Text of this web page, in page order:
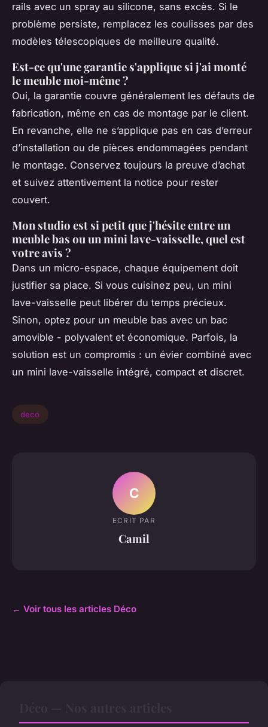
rails avec un spray au silicone, sans excès. Si le
problème persiste, remplacez les coulisses par des
modèles télescopiques de meilleure qualité.
Est-ce qu'une garantie s'applique si j'ai monté
le meuble moi-même ?
Oui, la garantie couvre généralement les défauts de
fabrication, même en cas de montage par le client.
En revanche, elle ne s’applique pas en cas d’erreur
d’installation ou de pièces endommagées pendant
le montage. Conservez toujours la preuve d’achat
et suivez attentivement la notice pour rester
couvert.
Mon studio est si petit que j'hésite entre un
meuble bas ou un mini lave-vaisselle, quel est
votre avis ?
Dans un micro-espace, chaque équipement doit
justifier sa place. Si vous cuisinez peu, un mini
lave-vaisselle peut libérer du temps précieux.
Sinon, optez pour un meuble bas avec un bac
amovible - polyvalent et économique. Parfois, la
solution est un compromis : un évier combiné avec
un mini lave-vaisselle intégré, compact et discret.
deco
C
ECRIT PAR
Camil
← Voir tous les articles Déco